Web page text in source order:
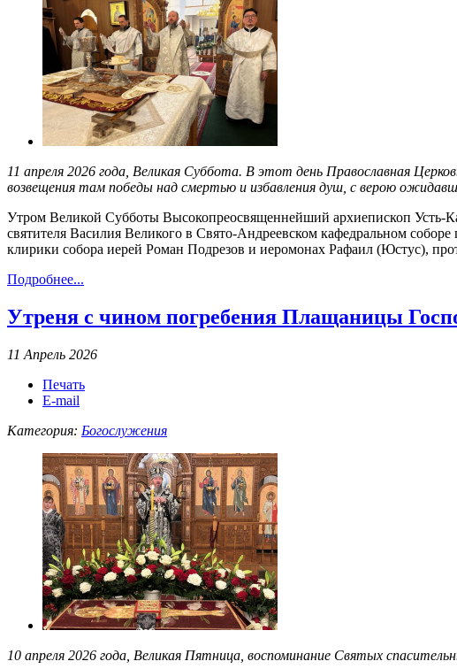
11 апреля 2026 года, Великая Суббота. В этот день Православная
возвещения там победы над смертью и избавления душ, с верою
Утром Великой Субботы Высокопреосвященнейший архиепископ
святителя Василия Великого в Свято-Андреевском кафедральном
клирики собора иерей Роман Подрезов и иеромонах Рафаил (Юстус),
Подробнее...
Утреня с чином погребения Плащаницы
11 Апрель 2026
Печать
E-mail
Категория: Богослужения
10 апреля 2026 года, Великая Пятница, воспоминание Святых